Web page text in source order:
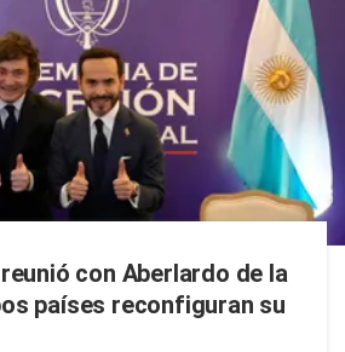
con Aberlardo de la
países reconfiguran su